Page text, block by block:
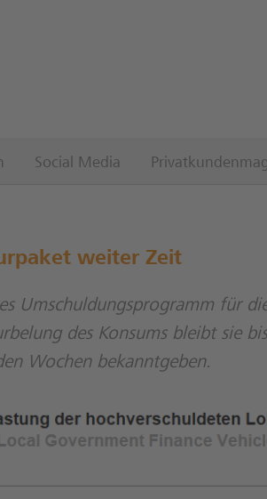
Social Media
weiter Zeit
Umschuldungsprogramm für
des Konsums bleibt sie
Wochen bekanntgeben.